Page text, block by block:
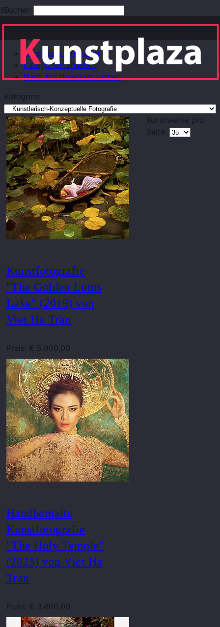
Suchen
Kunstwerk einstellen
Kategorien ansehen
Nach Kunstwerken suchen
Kategorie
Kunstfotografie
"The Golden Lotus
Lake" (2019) von
Viet Ha Tran
Preis: € 5.800,00
Handbemalte
Kunstfotografie
"The Holy Temple"
(2025) von Viet Ha
Tran
Preis: € 3.800,00
Kunstwerke pro
Seite: